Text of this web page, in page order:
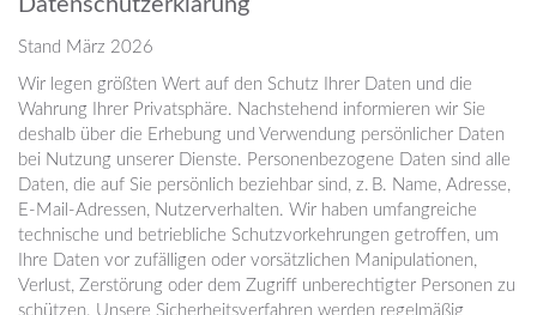
Datenschutzerklärung
Stand März 2026
Wir legen größten Wert auf den Schutz Ihrer Daten und die
Wahrung Ihrer Privatsphäre. Nachstehend informieren wir Sie
deshalb über die Erhebung und Verwendung persönlicher Daten
bei Nutzung unserer Dienste. Personenbezogene Daten sind alle
Daten, die auf Sie persönlich beziehbar sind, z. B. Name, Adresse,
E-Mail-Adressen, Nutzerverhalten. Wir haben umfangreiche
technische und betriebliche Schutzvorkehrungen getroffen, um
Ihre Daten vor zufälligen oder vorsätzlichen Manipulationen,
Verlust, Zerstörung oder dem Zugriff unberechtigter Personen zu
schützen. Unsere Sicherheitsverfahren werden regelmäßig